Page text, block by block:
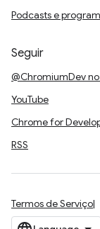
Podcasts e
Seguir
@ChromiumDev
YouTube
Chrome for
RSS
Termos de Serviço